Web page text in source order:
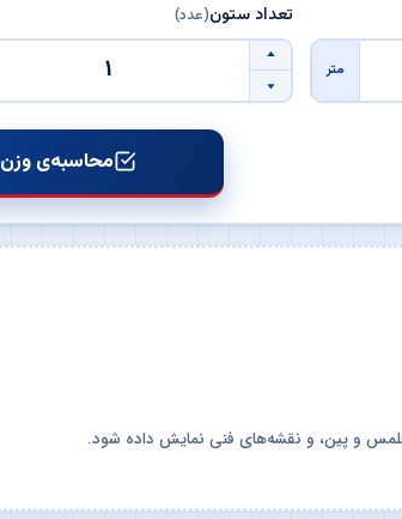
متر
تعداد ستون(عدد)
محاسبه‌ی وزن
و پین، و نقشه‌های فنی نمایش داده شود.